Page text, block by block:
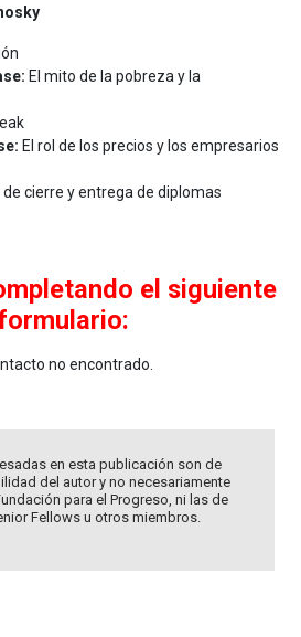
El mito de la pobreza y la
El rol de los precios y los empresarios
cierre y entrega de diplomas
el siguiente
no encontrado.
en esta publicación son de
del autor y no necesariamente
para el Progreso, ni las de
Fellows u otros miembros.